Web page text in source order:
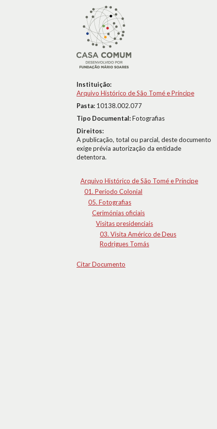
Instituição:
Arquivo Histórico de São Tomé e Príncipe
Pasta: 10138.002.077
Tipo Documental:Fotografias
Direitos:
A publicação, total ou parcial, deste documento
exige prévia autorização da entidade
detentora.
Arquivo Histórico de São Tomé e Príncipe
01. Período Colonial
05. Fotografias
Cerimónias oficiais
Visitas presidenciais
03. Visita Américo de Deus
Rodrigues Tomás
Citar Documento